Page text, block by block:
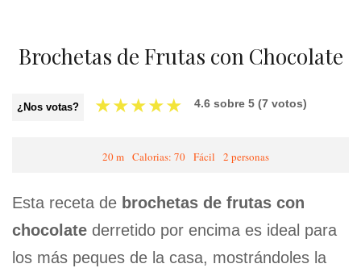
Brochetas de Frutas con Chocolate
¿Nos votas? ★★★★★ 4.6 sobre 5 (7 votos)
20 m Calorias: 70 Fácil 2 personas
Esta receta de brochetas de frutas con
chocolate derretido por encima es ideal para
los más peques de la casa, mostrándoles la